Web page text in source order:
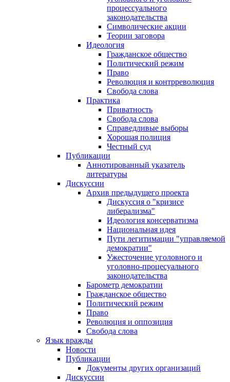
процессуального
законодательства
Символические акции
Теории заговора
Идеология
Гражданское общество
Политический режим
Право
Революция и контрреволюция
Свобода слова
Практика
Приватность
Свобода слова
Справедливые выборы
Хорошая полиция
Честный суд
Публикации
Аннотированный указатель
литературы
Дискуссии
Архив предыдущего проекта
Дискуссия о "кризисе
либерализма"
Идеология консерватизма
Национальная идея
Пути легитимации "управляемой
демократии"
Ужесточение уголовного и
уголовно-процесуального
законодательства
Барометр демократии
Гражданское общество
Политический режим
Право
Революция и оппозиция
Свобода слова
Язык вражды
Новости
Публикации
Документы других организаций
Дискуссии